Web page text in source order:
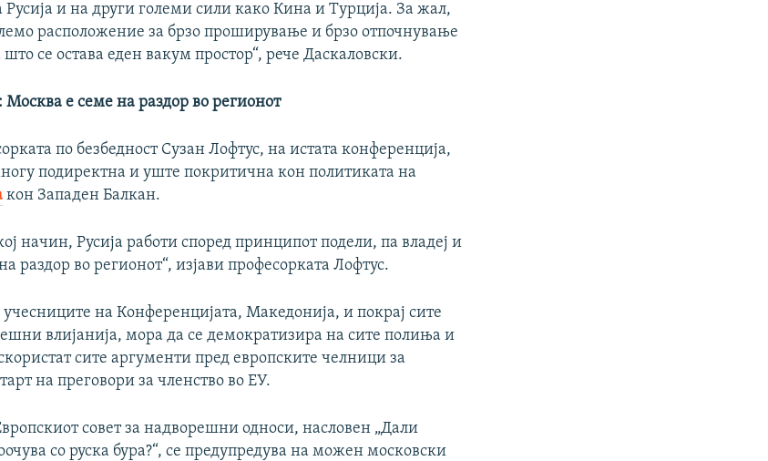
Русија и на други големи сили како Кина и Турција. За жал,
расположение за брзо проширување и брзо отпочнување
се остава еден вакум простор“, рече Даскаловски.
Москва е семе на раздор во регионот
по безбедност Сузан Лофтус, на истата конференција,
подиректна и уште покритична кон политиката на
кон Западен Балкан.
начин, Русија работи според принципот подели, па владеј и
раздор во регионот“, изјави професорката Лофтус.
на Конференцијата, Македонија, и покрај сите
влијанија, мора да се демократизира на сите полиња и
сите аргументи пред европските челници за
на преговори за членство во ЕУ.
совет за надворешни односи, насловен „Дали
со руска бура?“, се предупредува на можен московски